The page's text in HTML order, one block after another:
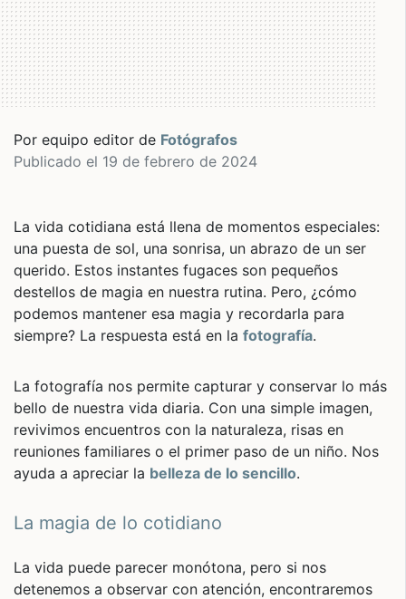
Por equipo editor de Fotógrafos
Publicado el 19 de febrero de 2024
La vida cotidiana está llena de momentos especiales:
una puesta de sol, una sonrisa, un abrazo de un ser
querido. Estos instantes fugaces son pequeños
destellos de magia en nuestra rutina. Pero, ¿cómo
podemos mantener esa magia y recordarla para
siempre? La respuesta está en la fotografía.
La fotografía nos permite capturar y conservar lo más
bello de nuestra vida diaria. Con una simple imagen,
revivimos encuentros con la naturaleza, risas en
reuniones familiares o el primer paso de un niño. Nos
ayuda a apreciar la belleza de lo sencillo.
La magia de lo cotidiano
La vida puede parecer monótona, pero si nos
detenemos a observar con atención, encontraremos